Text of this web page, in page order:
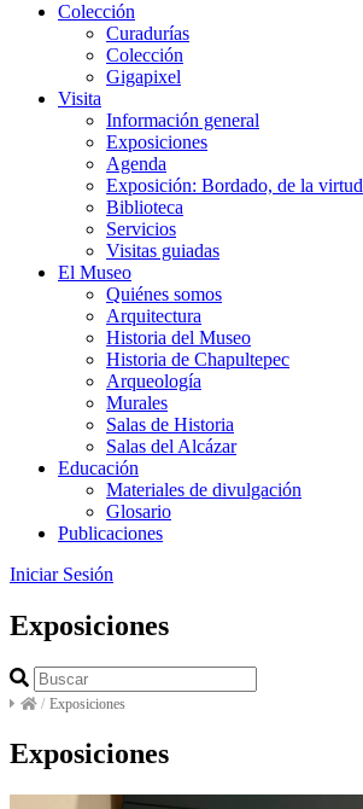
Colección
Curadurías
Colección
Gigapixel
Visita
Información general
Exposiciones
Agenda
Exposición: Bordado, de la virtud
Biblioteca
Servicios
Visitas guiadas
El Museo
Quiénes somos
Arquitectura
Historia del Museo
Historia de Chapultepec
Arqueología
Murales
Salas de Historia
Salas del Alcázar
Educación
Materiales de divulgación
Glosario
Publicaciones
Iniciar Sesión
Exposiciones
/ Exposiciones
Exposiciones